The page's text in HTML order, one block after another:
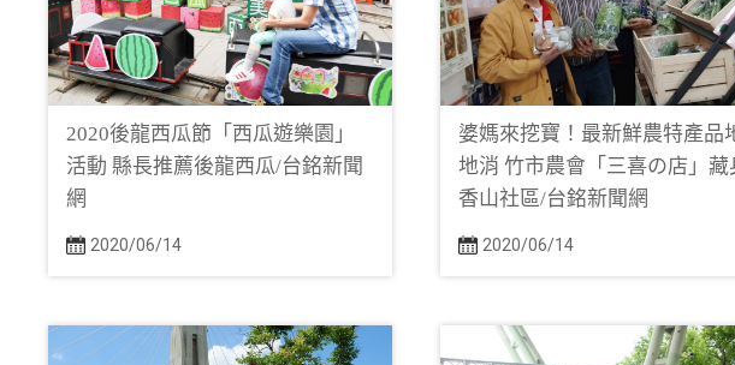
2020後龍西瓜節「西瓜遊樂園」
活動 縣長推薦後龍西瓜/台銘新聞
網
2020/06/14
婆媽來挖寶！最新鮮農特產品
地消 竹市農會「三喜の店」藏
香山社區/台銘新聞網
2020/06/14